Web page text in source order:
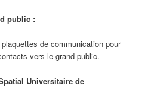
public :
de communication pour
vers le grand public.
Universitaire de